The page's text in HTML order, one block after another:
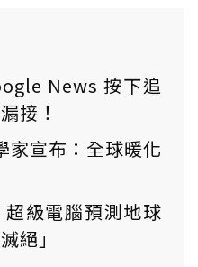
News 按下追
接！
家宣布：全球暖化
級電腦預測地球
絕」